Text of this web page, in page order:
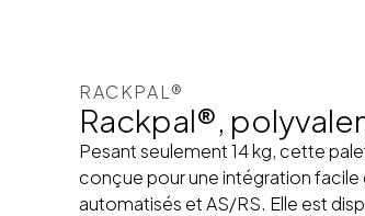
RACKPAL®
Rackpal®,
Pesant seulement 14 kg, cette
conçue pour une intégration
automatisés et AS/RS. Elle est